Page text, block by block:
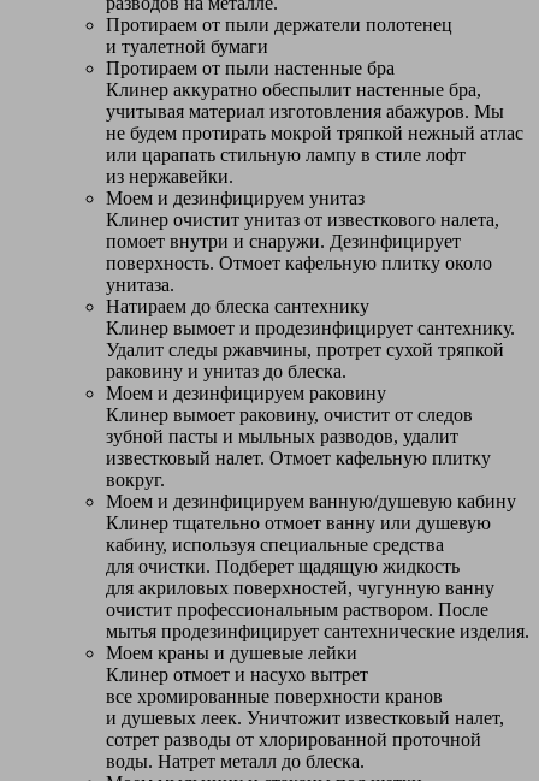
Протираем от пыли держатели полотенец
и туалетной бумаги
Протираем от пыли настенные бра
Клинер аккуратно обеспылит настенные бра,
учитывая материал изготовления абажуров. Мы
не будем протирать мокрой тряпкой нежный атлас
или царапать стильную лампу в стиле лофт
из нержавейки.
Моем и дезинфицируем унитаз
Клинер очистит унитаз от известкового налета,
помоет внутри и снаружи. Дезинфицирует
поверхность. Отмоет кафельную плитку около
унитаза.
Натираем до блеска сантехнику
Клинер вымоет и продезинфицирует сантехнику.
Удалит следы ржавчины, протрет сухой тряпкой
раковину и унитаз до блеска.
Моем и дезинфицируем раковину
Клинер вымоет раковину, очистит от следов
зубной пасты и мыльных разводов, удалит
известковый налет. Отмоет кафельную плитку
вокруг.
Моем и дезинфицируем ванную/душевую кабину
Клинер тщательно отмоет ванну или душевую
кабину, используя специальные средства
для очистки. Подберет щадящую жидкость
для акриловых поверхностей, чугунную ванну
очистит профессиональным раствором. После
мытья продезинфицирует сантехнические изделия.
Моем краны и душевые лейки
Клинер отмоет и насухо вытрет
все хромированные поверхности кранов
и душевых леек. Уничтожит известковый налет,
сотрет разводы от хлорированной проточной
воды. Натрет металл до блеска.